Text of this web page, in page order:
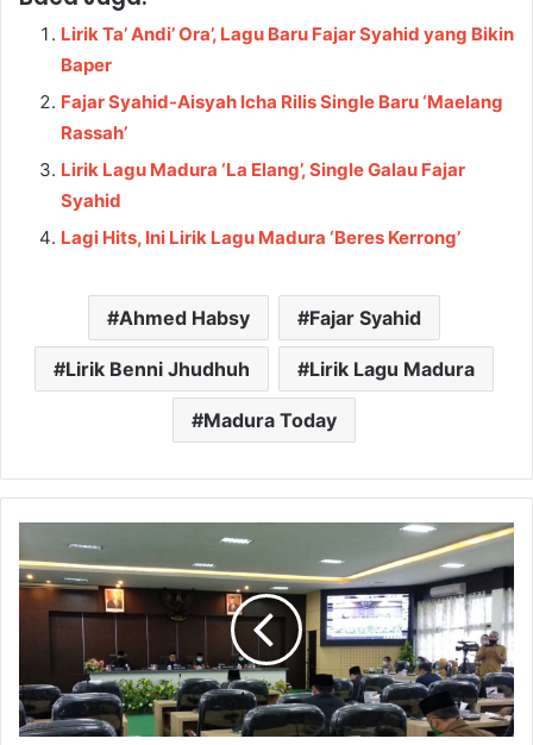
Lirik Ta’ Andi’ Ora’, Lagu Baru Fajar Syahid yang Bikin
Baper
Fajar Syahid-Aisyah Icha Rilis Single Baru ‘Maelang
Rassah’
Lirik Lagu Madura ‘La Elang’, Single Galau Fajar
Syahid
Lagi Hits, Ini Lirik Lagu Madura ‘Beres Kerrong’
Ahmed Habsy Fajar Syahid
Lirik Benni Jhudhuh Lirik Lagu Madura
Madura Today